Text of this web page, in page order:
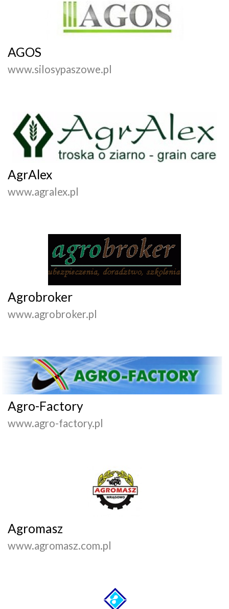
AGOS
www.silosypaszowe.pl
AgrAlex
www.agralex.pl
Agrobroker
www.agrobroker.pl
Agro-Factory
www.agro-factory.pl
Agromasz
www.agromasz.com.pl